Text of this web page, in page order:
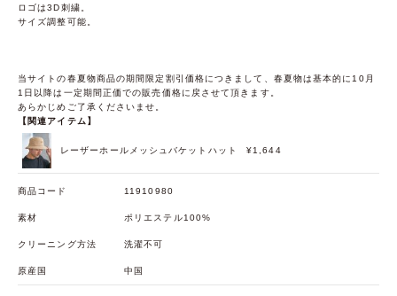
ロゴは3D刺繍。
サイズ調整可能。
当サイトの春夏物商品の期間限定割引価格につきまして、春夏物は基本的に10月
1日以降は一定期間正価での販売価格に戻させて頂きます。
あらかじめご了承くださいませ。
【関連アイテム】
レーザーホールメッシュバケットハット ¥1,644
商品コード 11910980
素材 ポリエステル100%
クリーニング方法 洗濯不可
原産国 中国